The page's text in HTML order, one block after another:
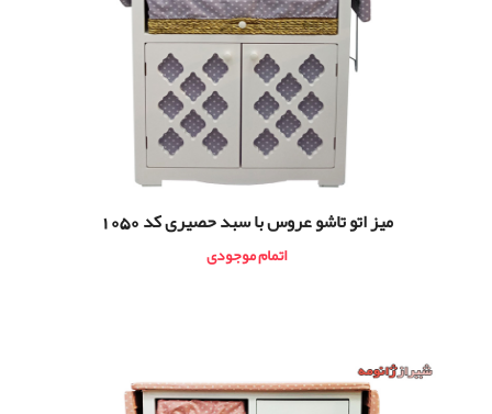
ميز اتو تاشو عروس با سبد حصیری کد 1050
اتمام موجودی